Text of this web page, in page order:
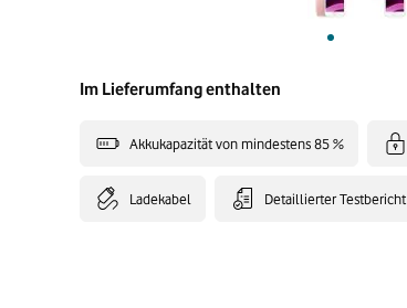
Im Lieferumfang enthalten
Akkukapazität von mindestens 85 %
Ladekabel Detaillierter Testbericht